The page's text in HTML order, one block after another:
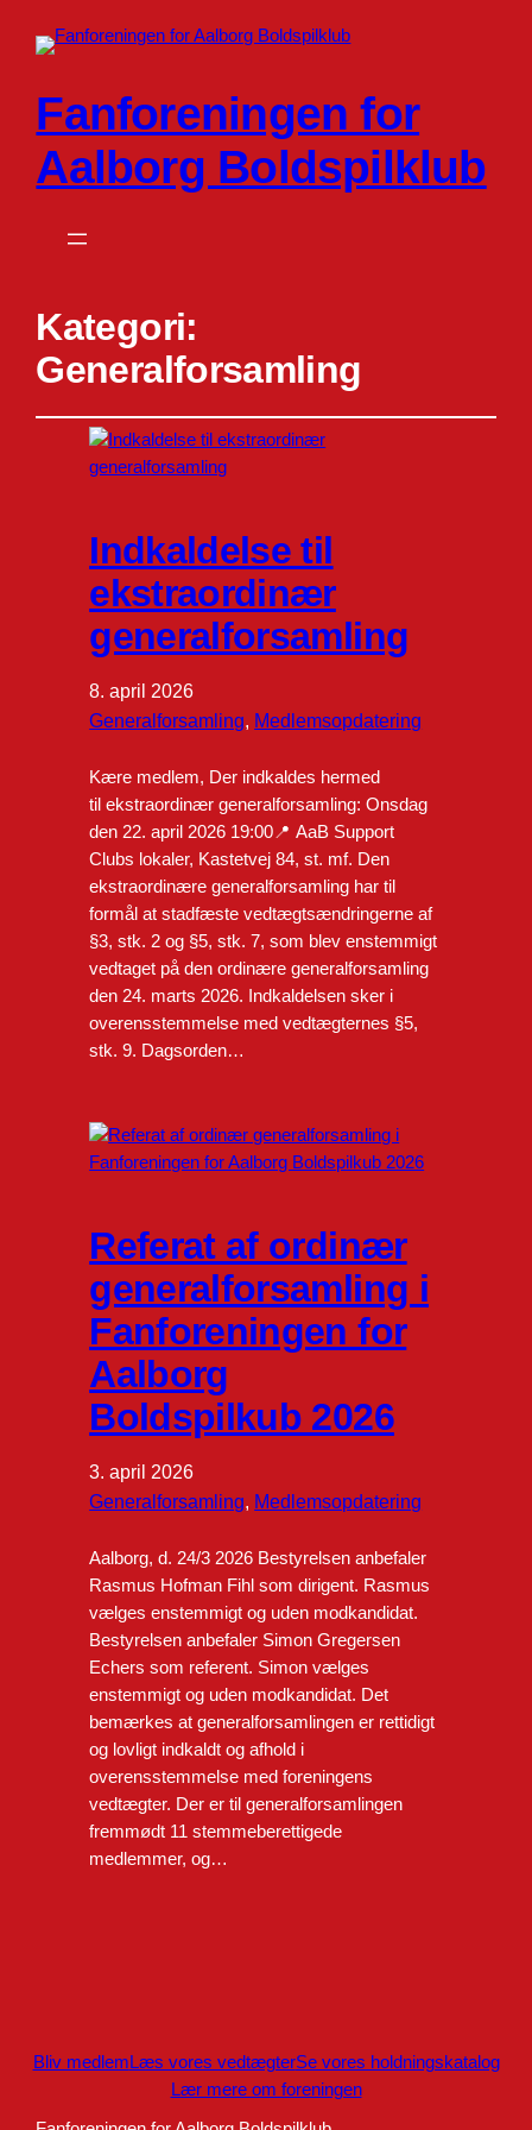
Fanforeningen for
Aalborg Boldspilklub
Kategori:
Generalforsamling
Indkaldelse til
ekstraordinær
generalforsamling
8. april 2026
Generalforsamling, Medlemsopdatering
Kære medlem, Der indkaldes hermed
til ekstraordinær generalforsamling: Onsdag
den 22. april 2026 19:00📍 AaB Support
Clubs lokaler, Kastetvej 84, st. mf. Den
ekstraordinære generalforsamling har til
formål at stadfæste vedtægtsændringerne af
§3, stk. 2 og §5, stk. 7, som blev enstemmigt
vedtaget på den ordinære generalforsamling
den 24. marts 2026. Indkaldelsen sker i
overensstemmelse med vedtægternes §5,
stk. 9. Dagsorden…
Referat af ordinær
generalforsamling i
Fanforeningen for
Aalborg
Boldspilkub 2026
3. april 2026
Generalforsamling, Medlemsopdatering
Aalborg, d. 24/3 2026 Bestyrelsen anbefaler
Rasmus Hofman Fihl som dirigent. Rasmus
vælges enstemmigt og uden modkandidat.
Bestyrelsen anbefaler Simon Gregersen
Echers som referent. Simon vælges
enstemmigt og uden modkandidat. Det
bemærkes at generalforsamlingen er rettidigt
og lovligt indkaldt og afhold i
overensstemmelse med foreningens
vedtægter. Der er til generalforsamlingen
fremmødt 11 stemmeberettigede
medlemmer, og…
Bliv medlemLæs vores vedtægterSe vores holdningskatalog
Lær mere om foreningen